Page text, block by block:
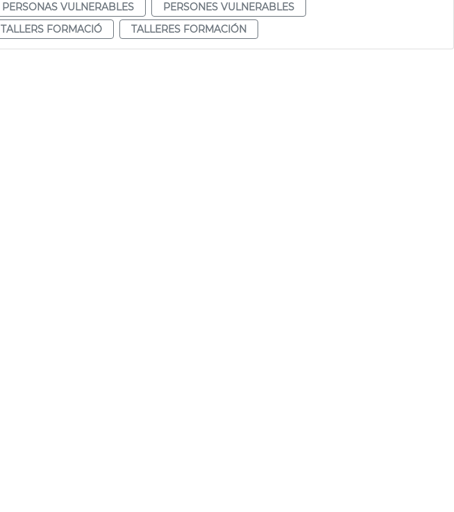
PERSONAS VULNERABLES
PERSONES VULNERABLES
TALLERS FORMACIÓ TALLERES FORMACIÓN